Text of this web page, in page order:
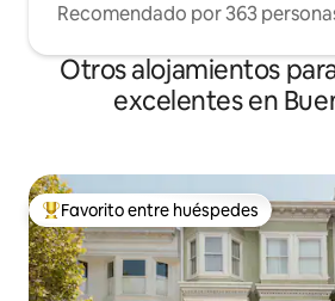
Recomendado por 363
Otros alojamientos
excelentes en
Favorito entre huéspedes preferido
Favorito entre huéspedes